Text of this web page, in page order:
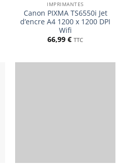
IMPRIMANTES
Canon PIXMA TS6550i Jet
d’encre A4 1200 x 1200 DPI
Wifi
66,99 € TTC